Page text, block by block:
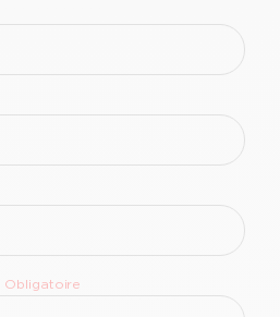
Obligatoire